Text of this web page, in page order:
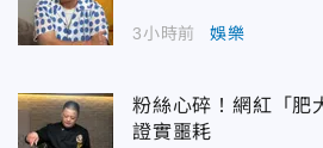
3小時前 娛樂
粉絲心碎！網紅「
證實噩耗